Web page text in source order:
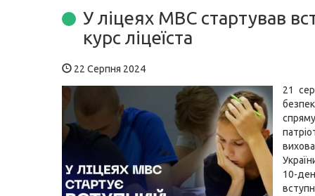
У ліцеях МВС стартував
курс ліцеїста
22 Серпня 2024
21
10-